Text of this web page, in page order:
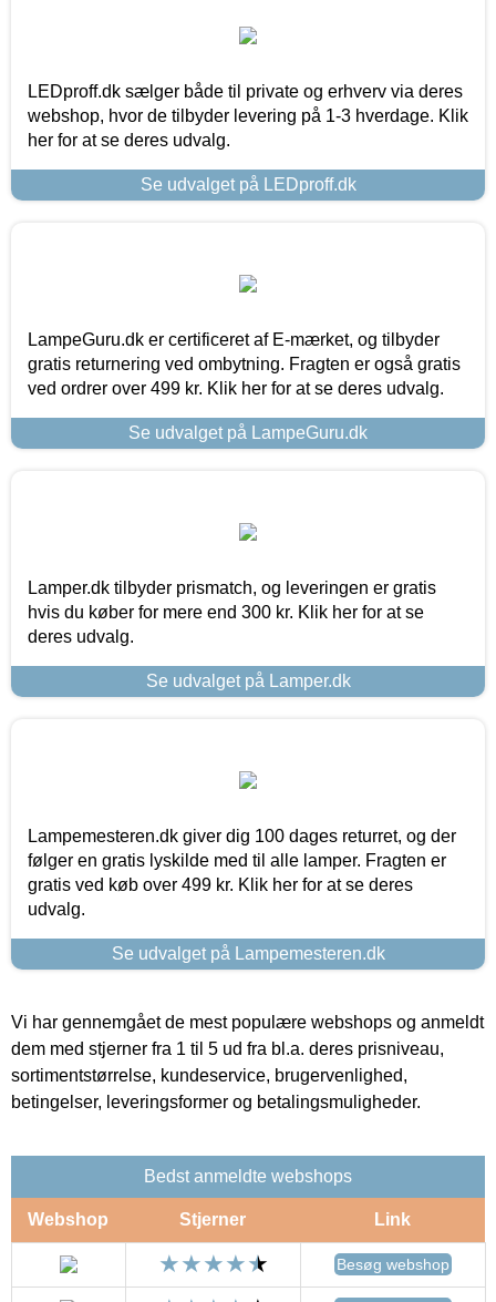
LEDproff.dk sælger både til private og erhverv via deres
webshop, hvor de tilbyder levering på 1-3 hverdage. Klik
her for at se deres udvalg.
Se udvalget på LEDproff.dk
LampeGuru.dk er certificeret af E-mærket, og tilbyder
gratis returnering ved ombytning. Fragten er også gratis
ved ordrer over 499 kr. Klik her for at se deres udvalg.
Se udvalget på LampeGuru.dk
Lamper.dk tilbyder prismatch, og leveringen er gratis
hvis du køber for mere end 300 kr. Klik her for at se
deres udvalg.
Se udvalget på Lamper.dk
Lampemesteren.dk giver dig 100 dages returret, og der
følger en gratis lyskilde med til alle lamper. Fragten er
gratis ved køb over 499 kr. Klik her for at se deres
udvalg.
Se udvalget på Lampemesteren.dk
Vi har gennemgået de mest populære webshops og anmeldt
dem med stjerner fra 1 til 5 ud fra bl.a. deres prisniveau,
sortimentstørrelse, kundeservice, brugervenlighed,
betingelser, leveringsformer og betalingsmuligheder.
Bedst anmeldte webshops
Webshop Stjerner Link
Besøg webshop